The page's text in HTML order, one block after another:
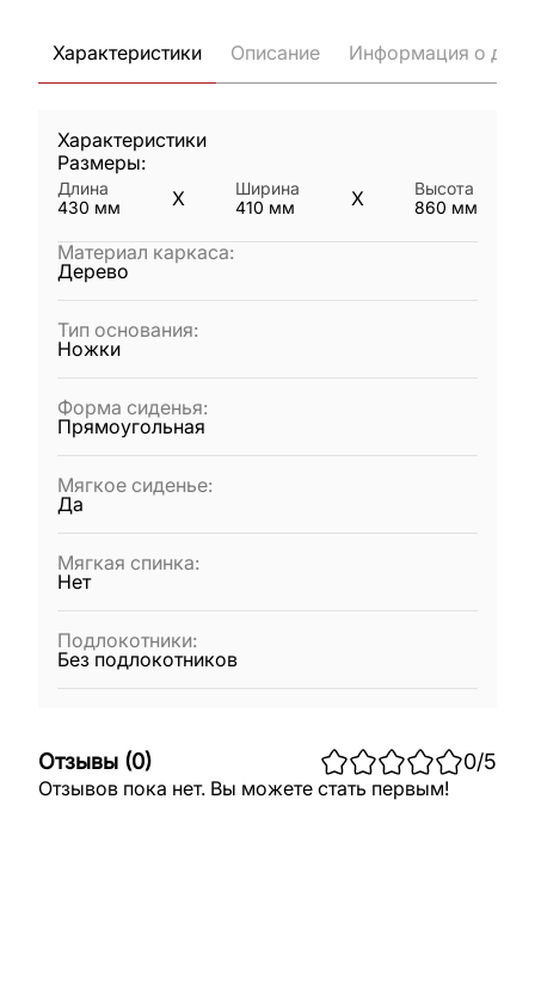
Характеристики Описание Информация о
Характеристики
Размеры:
Длина
430 мм X
Ширина
410 мм X
Высота
860 мм
Материал каркаса:
Дерево
Тип основания:
Ножки
Форма сиденья:
Прямоугольная
Мягкое сиденье:
Да
Мягкая спинка:
Нет
Подлокотники:
Без подлокотников
Отзывы (0) 0/5
Отзывов пока нет. Вы можете стать первым!